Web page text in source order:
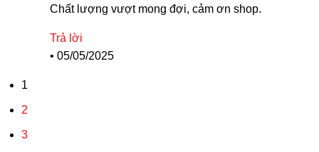
Chất lượng vượt mong đợi, cảm ơn shop.
Trả lời
• 05/05/2025
1
2
3